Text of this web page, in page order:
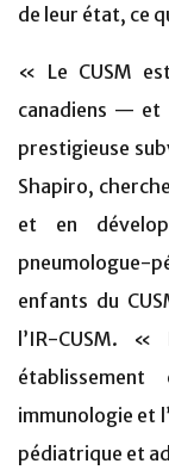
de leur état, ce
« Le CUSM
canadiens — et
prestigieuse
Shapiro,
et en
pneumologue-
enfants du
l’IR-CUSM. «
immunologie et
pédiatrique et